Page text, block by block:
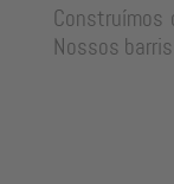
Nossos